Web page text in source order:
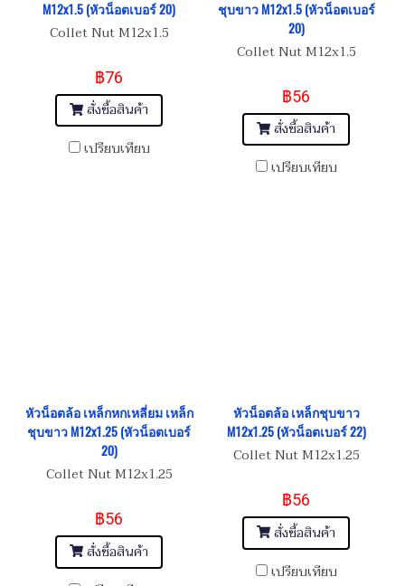
M12x1.5 (หัวน็อตเบอร์ 20)
Collet Nut M12x1.5
฿76
สั่งซื้อสินค้า
เปรียบเทียบ
ชุบขาว M12x1.5 (หัวน็อตเบอร์
20)
Collet Nut M12x1.5
฿56
สั่งซื้อสินค้า
เปรียบเทียบ
หัวน็อตล้อ เหล็กหกเหลี่ยม เหล็ก
ชุบขาว M12x1.25 (หัวน็อตเบอร์
20)
Collet Nut M12x1.25
฿56
สั่งซื้อสินค้า
หัวน็อตล้อ เหล็กชุบขาว
M12x1.25 (หัวน็อตเบอร์ 22)
Collet Nut M12x1.25
฿56
สั่งซื้อสินค้า
เปรียบเทียบ